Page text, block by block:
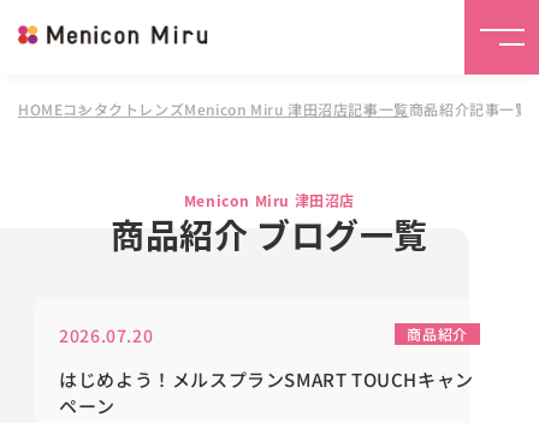
HOMEコンタクトレンズMenicon Miru 津田沼店記事一覧商品紹介記事一覧
Menicon Miru 津田沼店
商品紹介 ブログ一覧
2026.07.20 商品紹介
はじめよう！メルスプランSMART TOUCHキャン
ペーン